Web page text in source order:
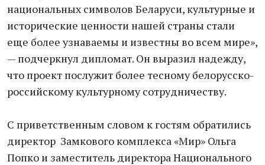
национальных символов Беларуси, культурные и
исторические ценности нашей страны стали
еще более узнаваемы и известны во всем мире»,
— подчеркнул дипломат. Он выразил надежду,
что проект послужит более тесному белорусско-
российскому культурному сотрудничеству.
С приветственным словом к гостям обратились
директор Замкового комплекса «Мир» Ольга
Попко и заместитель директора Национального